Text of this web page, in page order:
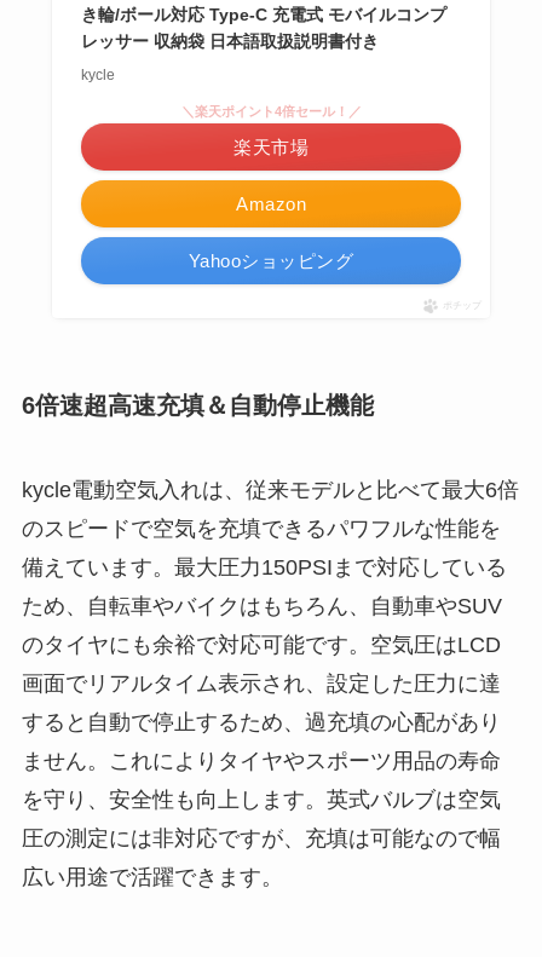
き輪/ボール対応 Type-C 充電式 モバイルコンプ
レッサー 収納袋 日本語取扱説明書付き
kycle
Amazon
＼楽天ポイント4倍セール！／
楽天市場
Yahooショッピング
ポチップ
6倍速超高速充填＆自動停止機能
kycle電動空気入れは、従来モデルと比べて最大6倍
のスピードで空気を充填できるパワフルな性能を
備えています。最大圧力150PSIまで対応している
ため、自転車やバイクはもちろん、自動車やSUV
のタイヤにも余裕で対応可能です。空気圧はLCD
画面でリアルタイム表示され、設定した圧力に達
すると自動で停止するため、過充填の心配があり
ません。これによりタイヤやスポーツ用品の寿命
を守り、安全性も向上します。英式バルブは空気
圧の測定には非対応ですが、充填は可能なので幅
広い用途で活躍できます。